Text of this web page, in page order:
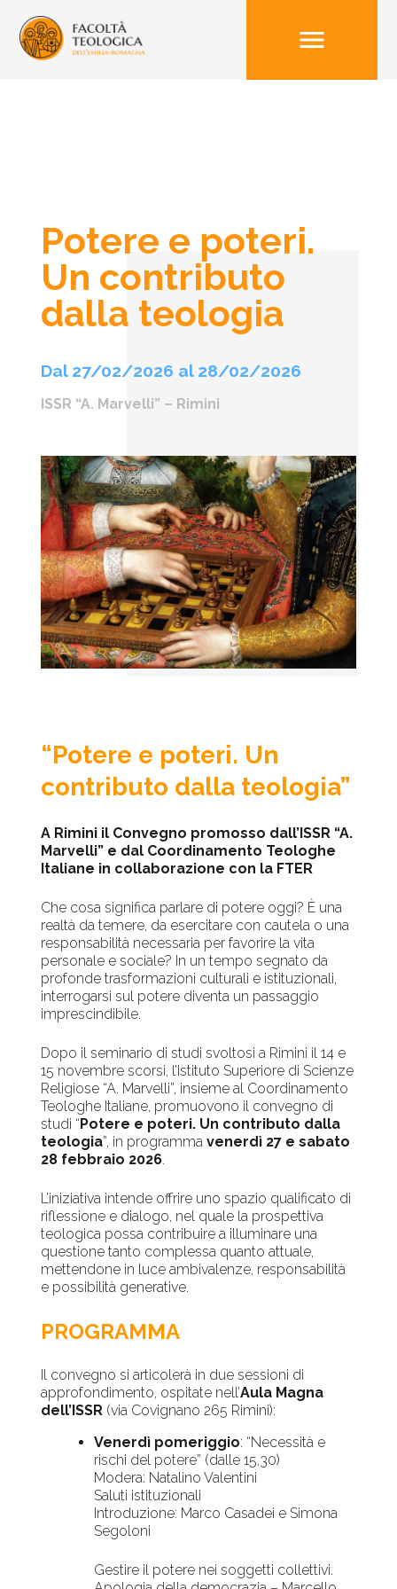
menu
Potere e poteri.
Un contributo
dalla teologia
Dal 27/02/2026 al 28/02/2026
ISSR “A. Marvelli” – Rimini
“Potere e poteri. Un
contributo dalla teologia”
A Rimini il Convegno promosso dall’ISSR “A.
Marvelli” e dal Coordinamento Teologhe
Italiane in collaborazione con la FTER
Che cosa significa parlare di potere oggi? È una
realtà da temere, da esercitare con cautela o una
responsabilità necessaria per favorire la vita
personale e sociale? In un tempo segnato da
profonde trasformazioni culturali e istituzionali,
interrogarsi sul potere diventa un passaggio
imprescindibile.
Dopo il seminario di studi svoltosi a Rimini il 14 e
15 novembre scorsi, l’Istituto Superiore di Scienze
Religiose “A. Marvelli”, insieme al Coordinamento
Teologhe Italiane, promuovono il convegno di
studi “ Potere e poteri. Un contributo dalla
teologia”, in programmavenerdì 27 e sabato
28 febbraio 2026.
L’iniziativa intende offrire uno spazio qualificato di
riflessione e dialogo, nel quale la prospettiva
teologica possa contribuire a illuminare una
questione tanto complessa quanto attuale,
mettendone in luce ambivalenze, responsabilità
e possibilità generative.
PROGRAMMA
Il convegno si articolerà in due sessioni di
approfondimento, ospitate nell’Aula Magna
dell’ISSR (via Covignano 265 Rimini):
Venerdì pomeriggio: “Necessità e
rischi del potere” (dalle 15,30)
Modera: Natalino Valentini
Saluti istituzionali
Introduzione: Marco Casadei e Simona
Segoloni
Gestire il potere nei soggetti collettivi.